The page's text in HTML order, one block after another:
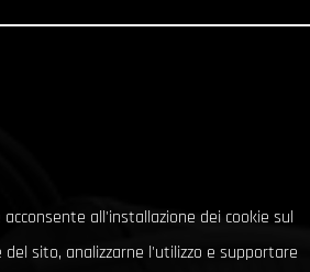
all'installazione dei cookie sul
sito, analizzarne l'utilizzo e supportare